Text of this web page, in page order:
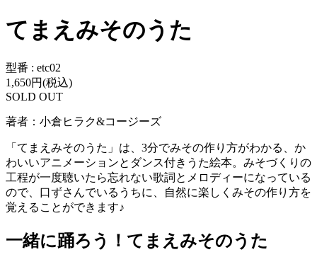
てまえみそのうた
型番 : etc02
1,650円(税込)
SOLD OUT
著者：小倉ヒラク&コージーズ
「てまえみそのうた」は、3分でみその作り方がわかる、か
わいいアニメーションとダンス付きうた絵本。みそづくりの
工程が一度聴いたら忘れない歌詞とメロディーになっている
ので、口ずさんでいるうちに、自然に楽しくみその作り方を
覚えることができます♪
一緒に踊ろう！てまえみそのうた